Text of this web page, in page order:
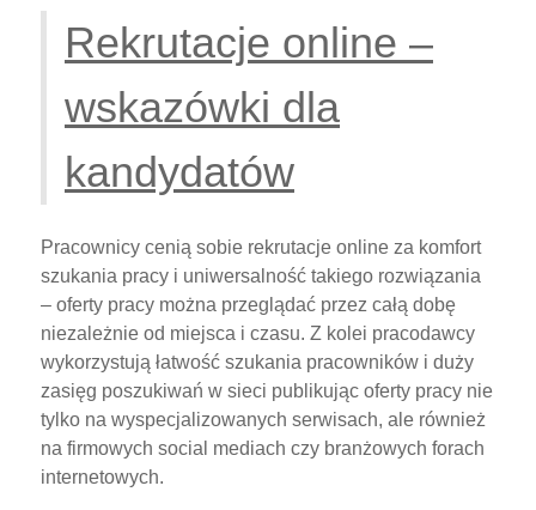
Rekrutacje online –
wskazówki dla
kandydatów
Pracownicy cenią sobie rekrutacje online za komfort
szukania pracy i uniwersalność takiego rozwiązania
– oferty pracy można przeglądać przez całą dobę
niezależnie od miejsca i czasu. Z kolei pracodawcy
wykorzystują łatwość szukania pracowników i duży
zasięg poszukiwań w sieci publikując oferty pracy nie
tylko na wyspecjalizowanych serwisach, ale również
na firmowych social mediach czy branżowych forach
internetowych.